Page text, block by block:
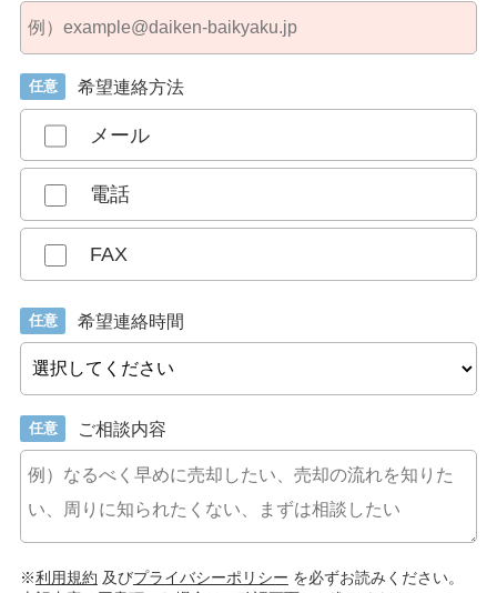
任意 希望連絡方法
メール
電話
FAX
任意 希望連絡時間
任意 ご相談内容
※利用規約 及びプライバシーポリシー を必ずお読みください。